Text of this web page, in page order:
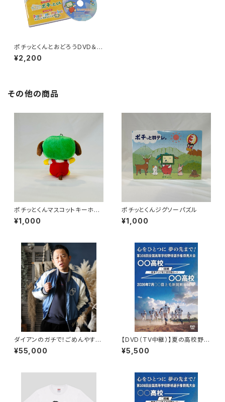
ポチッとくんとおどろうDVD＆C
D
¥2,200
その他の商品
ポチッとくんマスコットキーホル
ダー
¥1,000
ポチッとくんジグソーパズル
¥1,000
ダイアンのガチで！ごめんやす／
刺繍スカジャン 津田ver [受注
期間：2026年8月31日(月)23:5
¥55,000
【DVD（TV中継）】夏の高校野球
2026群馬大会
¥5,500